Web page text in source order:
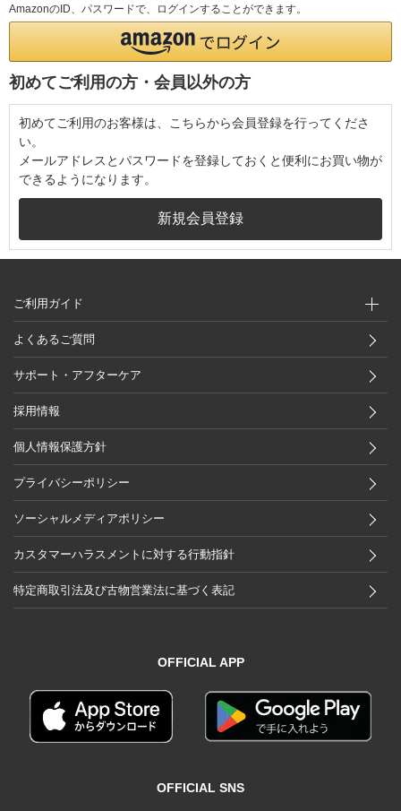
AmazonのID、パスワードで、ログインすることができます。
初めてご利用の方・会員以外の方
初めてご利用のお客様は、こちらから会員登録を行ってくださ
い。
メールアドレスとパスワードを登録しておくと便利にお買い物が
できるようになります。
ご利用ガイド
よくあるご質問
サポート・アフターケア
採用情報
個人情報保護方針
プライバシーポリシー
ソーシャルメディアポリシー
カスタマーハラスメントに対する行動指針
特定商取引法及び古物営業法に基づく表記
OFFICIAL APP
OFFICIAL SNS